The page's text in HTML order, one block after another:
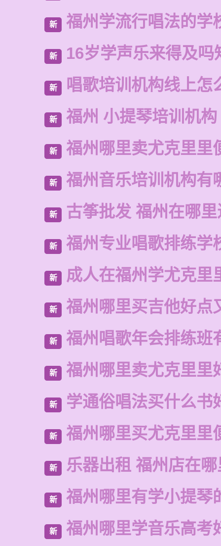
新 福州学流行唱法的学
新 16岁学声乐来得及吗
新 唱歌培训机构线上怎
新 福州 小提琴培训机构
新 福州哪里卖尤克里里
新 福州音乐培训机构有
新 古筝批发 福州在哪
新 福州专业唱歌排练学
新 成人在福州学尤克里
新 福州哪里买吉他好点
新 福州唱歌年会排练班
新 福州哪里卖尤克里里
新 学通俗唱法买什么书
新 福州哪里买尤克里里
新 乐器出租 福州店在
新 福州哪里有学小提琴
新 福州哪里学音乐高考